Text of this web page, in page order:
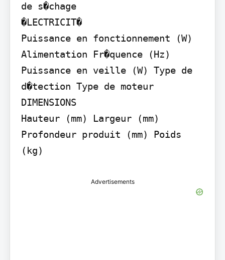
de s�chage
�LECTRICIT�
Puissance en fonctionnement (W)
Alimentation Fr�quence (Hz)
Puissance en veille (W) Type de
d�tection Type de moteur
DIMENSIONS
Hauteur (mm) Largeur (mm)
Profondeur produit (mm) Poids
(kg)
Advertisements